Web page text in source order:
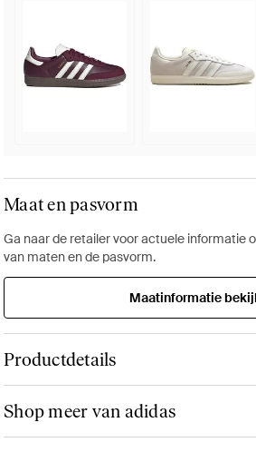
Maat en pasvorm
Ga naar de retailer voor actuele informatie
van maten en de pasvorm.
Maatinformatie
Productdetails
Shop meer van adidas